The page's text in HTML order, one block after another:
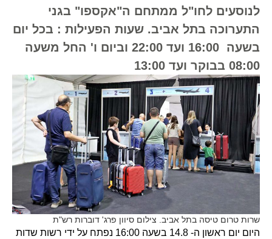
לנוסעים לחו"ל ממתחם ה"אקספו" בגני
התערוכה בתל אביב. שעות הפעילות : בכל יום
בשעה 16:00 ועד 22:00 וביום ו' החל משעה
08:00 בבוקר ועד 13:00
שרות טרום טיסה בתל אביב. צילום סיוון פרג' דוברות רש"ת
היום יום ראשון ה- 14.8 בשעה 16:00 נפתח על ידי רשות שדות